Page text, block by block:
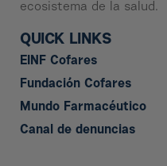
ecosistema de la salud.
QUICK LINKS
EINF Cofares
Fundación Cofares
Mundo Farmacéutico
Canal de denuncias